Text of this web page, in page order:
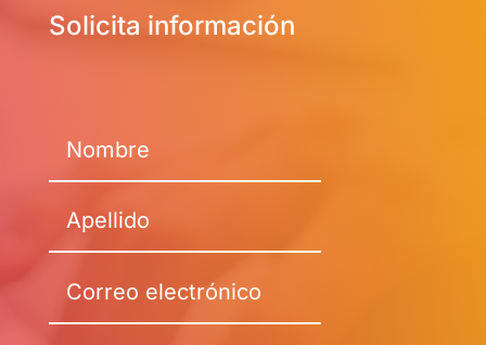
Solicita información